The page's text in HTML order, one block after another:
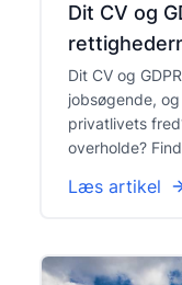
Dit CV og
Dit CV og
jobsøgende,
privatlivets
overholde?
Læs artikel